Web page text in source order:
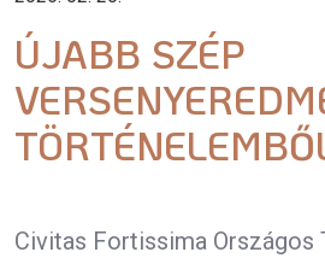
ÚJABB SZÉP
Civitas Fortissima Országos